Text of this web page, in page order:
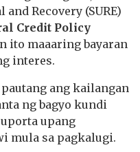
Recovery (SURE)
Credit Policy
ito maaaring bayaran
interes.
ang kailangan
ng bagyo kundi
upang
mula sa pagkalugi.